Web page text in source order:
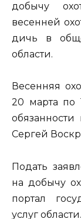
добычу
весенней
дичь в
области.
Весенняя
20 марта по
Сергей
Подать
на добычу
портал
услуг области.